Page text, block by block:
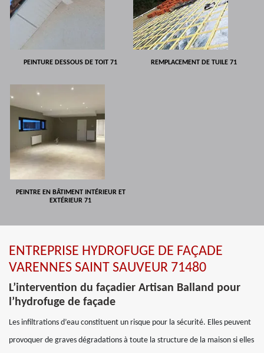
PEINTURE DESSOUS DE TOIT 71 REMPLACEMENT DE TUILE 71
PEINTRE EN BÂTIMENT INTÉRIEUR ET
EXTÉRIEUR 71
ENTREPRISE HYDROFUGE DE FAÇADE
VARENNES SAINT SAUVEUR 71480
L’intervention du façadier Artisan Balland pour
l’hydrofuge de façade
Les infiltrations d’eau constituent un risque pour la sécurité. Elles peuvent
provoquer de graves dégradations à toute la structure de la maison si elles